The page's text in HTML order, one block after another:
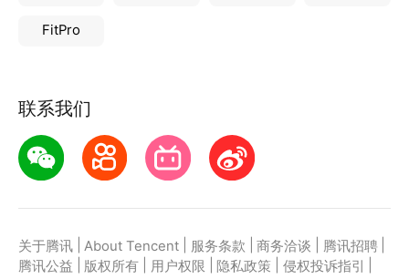
FitPro
联系我们
关于腾讯 About Tencent 服务条款 商务洽谈 腾讯招聘
腾讯公益
版权所有 用户权限 隐私政策 侵权投诉指引